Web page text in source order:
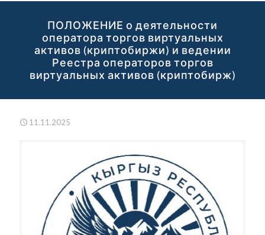
ПОЛОЖЕНИЕ о деятельности
оператора торгов виртуальных
активов (криптобиржи) и ведении
Реестра операторов торгов
виртуальных активов (криптобирж)
11.11.2025